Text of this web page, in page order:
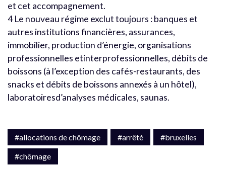
et cet accompagnement.
4 Le nouveau régime exclut toujours : banques et
autres institutions financières, assurances,
immobilier, production d’énergie, organisations
professionnelles etinterprofessionnelles, débits de
boissons (à l’exception des cafés-restaurants, des
snacks et débits de boissons annexés à un hôtel),
laboratoiresd’analyses médicales, saunas.
#allocations de chômage #arrêté
#bruxelles
#chômage